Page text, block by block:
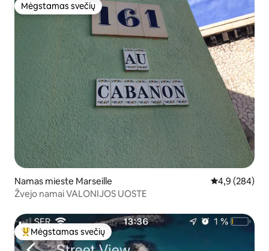
Mėgstamas svečių
Mėgstamas svečių
Namas mieste Marseille Vidutinis
4,9 (284)
Žvejo namai VALONIJOS UOSTE
Svečių mėgstamiausias
Mėgstamas svečių